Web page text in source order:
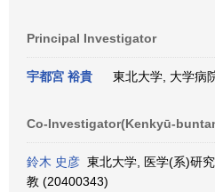
Principal Investigator
宇都宮 裕貴 東北大学, 大学病
Co-Investigator(Kenkyū-
鈴木 史彦 東北大学, 医学(系)研
教 (20400343)